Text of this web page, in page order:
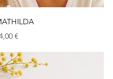
Aperçu rapide
€